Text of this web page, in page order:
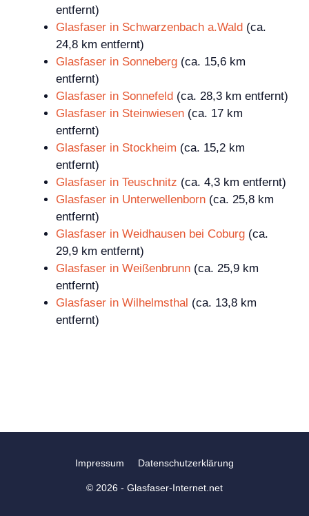
entfernt)
Glasfaser in Schwarzenbach a.Wald (ca.
24,8 km entfernt)
Glasfaser in Sonneberg (ca. 15,6 km
entfernt)
Glasfaser in Sonnefeld (ca. 28,3 km entfernt)
Glasfaser in Steinwiesen (ca. 17 km
entfernt)
Glasfaser in Stockheim (ca. 15,2 km
entfernt)
Glasfaser in Teuschnitz (ca. 4,3 km entfernt)
Glasfaser in Unterwellenborn (ca. 25,8 km
entfernt)
Glasfaser in Weidhausen bei Coburg (ca.
29,9 km entfernt)
Glasfaser in Weißenbrunn (ca. 25,9 km
entfernt)
Glasfaser in Wilhelmsthal (ca. 13,8 km
entfernt)
Impressum Datenschutzerklärung
© 2026 - Glasfaser-Internet.net